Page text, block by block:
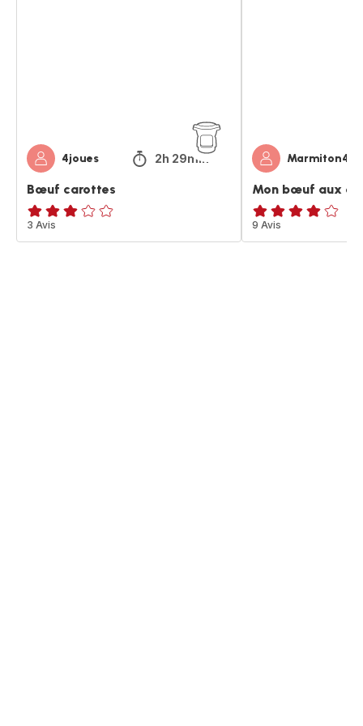
4joues 2h 29min
Bœuf carottes
Avis
3
3 Avis
Marmiton45
Mon bœuf aux
Avis
4
9 Avis